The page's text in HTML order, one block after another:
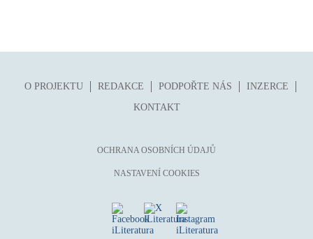
O PROJEKTU REDAKCE PODPOŘTE NÁS
INZERCE
KONTAKT
OCHRANA OSOBNÍCH ÚDAJŮ
NASTAVENÍ COOKIES